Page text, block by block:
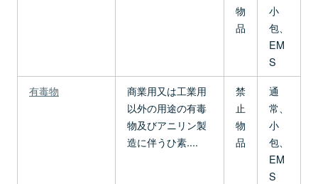
物
品
小
包、
EM
S
有毒物
商業用又は工業用
以外の用途の有毒
物及びアニリン製
造に伴うひ素....
禁
止
物
品
通
常、
小
包、
EM
S